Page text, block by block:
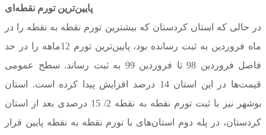
پایین‌ترین تورم نقطه‌ای
در حالی که استان کردستان که بیشترین تورم نقطه به نقطه را در
ماه فروردین به ثبت رسانده بود، پایین‌ترین تورم 12ماهه را در حد
فاصل فروردین 98 تا فروردین 99 به ثبت رساند. سطح عمومی
قیمت‌ها در این استان 14 درصد افزایش پیدا کرده است. استان
بوشهر نیز با ثبت تورم نقطه به نقطه 2/ 15 درصدی بعد از استان
کردستان، در پله دوم استان‌های با تورم نقطه به نقطه پایین قرار